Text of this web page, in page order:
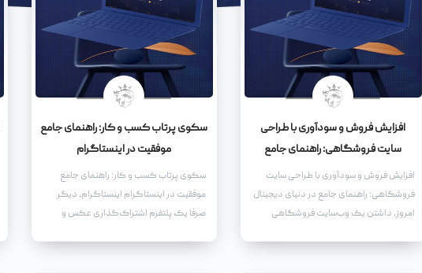
افزایش فروش و سودآوری با طراحی
سایت فروشگاهی: راهنمای جامع
افزایش فروش و سودآوری با طراحی سایت
فروشگاهی: راهنمای جامع در دنیای دیجیتال
امروز، داشتن یک وب‌سایت فروشگاهی
دنبال رشد و توسعه هستند. یک سایت
سکوی پرتاب کسب و کار: راهنمای جامع
موفقیت در اینستاگرام
سکوی پرتاب کسب و کار: راهنمای جامع
موفقیت در اینستاگرام اینستاگرام، دیگر
صرفا یک پلتفرم اشتراک‌گذاری عکس و
نوپا گرفته تا برندهای بزرگ و شناخته‌شده،